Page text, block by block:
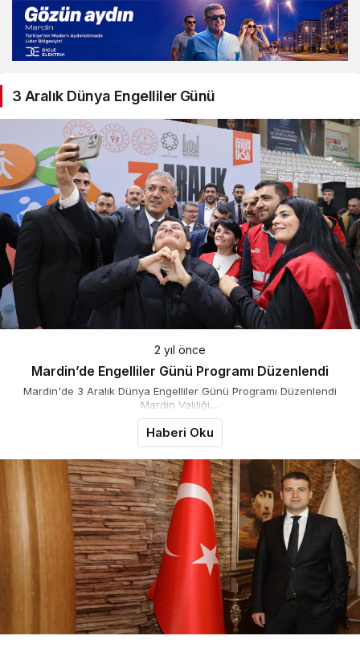
3 Aralık Dünya Engelliler Günü
2 yıl önce
Mardin’de Engelliler Günü Programı Düzenlendi
Mardin'de 3 Aralık Dünya Engelliler Günü Programı Düzenlendi
Mardin Valiliği,...
Haberi Oku